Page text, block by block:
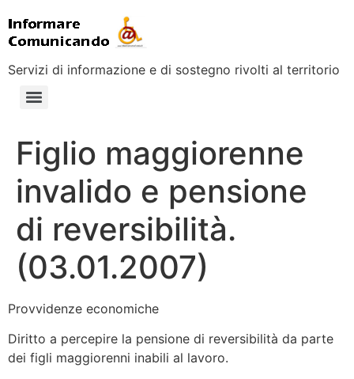
Servizi di informazione e di sostegno rivolti al territorio
Figlio maggiorenne
invalido e pensione
di reversibilità.
(03.01.2007)
Provvidenze economiche
Diritto a percepire la pensione di reversibilità da parte
dei figli maggiorenni inabili al lavoro.